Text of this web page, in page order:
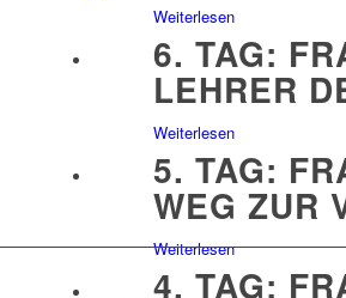
Weiterlesen
6. TAG:
LEHRER
Weiterlesen
5. TAG:
WEG ZUR
Weiterlesen
4. TAG: